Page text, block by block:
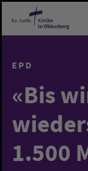
Zum Hauptinhalt
EPD
«Bis
1.500